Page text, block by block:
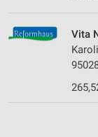
Vita